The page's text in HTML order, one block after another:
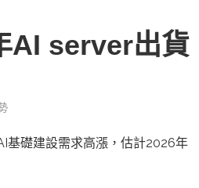
AI server出貨
基礎建設需求高漲，估計2026年